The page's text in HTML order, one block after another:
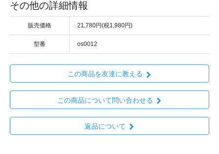
その他の詳細情報
販売価格 21,780円(税1,980円)
型番 os0012
この商品を友達に教える
この商品について問い合わせる
返品について